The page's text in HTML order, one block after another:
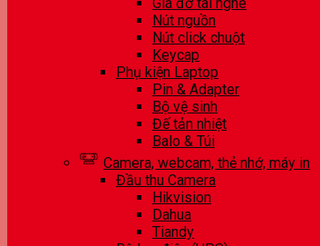
Nút nguồn
Nút click chuột
Keycap
Phụ kiện Laptop
Pin & Adapter
Bộ vệ sinh
Đế tản nhiệt
Balo & Túi
Camera, webcam, thẻ nhớ, máy in
Đầu thu Camera
Hikvision
Dahua
Tiandy